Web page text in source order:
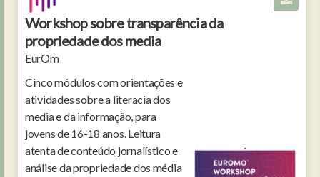
Workshop sobre transparência da
propriedade dos media
EurOm
Cinco módulos com orientações e
atividades sobre a literacia dos
media e da informação, para
jovens de 16-18 anos. Leitura
atenta de conteúdo jornalístico e
análise da propriedade dos média